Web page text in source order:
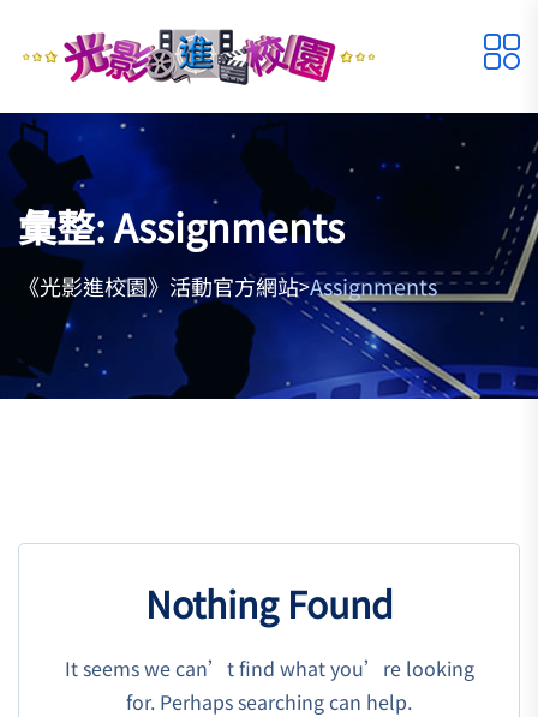
彙整:Assignments
《光影進校園》活動官方網站>Assignments
Nothing Found
It seems we can’t find what you’re looking
for. Perhaps searching can help.